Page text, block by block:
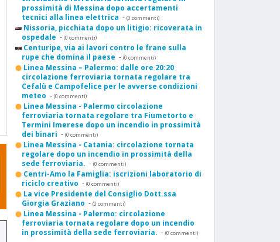
prossimità di Messina dopo accertamenti
tecnici alla linea elettrica - (0 commenti)
Nissoria, picchiata dopo un litigio: ricoverata in
ospedale - (0 commenti)
Centuripe, via ai lavori contro le frane sulla
rupe che domina il paese - (0 commenti)
Linea Messina – Palermo: dalle ore 20:20
circolazione ferroviaria tornata regolare tra
Cefalù e Campofelice per le avverse condizioni
meteo - (0 commenti)
Linea Messina - Palermo circolazione
ferroviaria tornata regolare tra Fiumetorto e
Termini Imerese dopo un incendio in prossimità
dei binari - (0 commenti)
Linea Messina - Catania: circolazione tornata
regolare dopo un incendio in prossimità della
sede ferroviaria. - (0 commenti)
Centri-Amo la Famiglia: iscrizioni laboratorio di
riciclo creativo - (0 commenti)
La vice Presidente del Consiglio Dott.ssa
Giorgia Graziano - (0 commenti)
Linea Messina - Palermo: circolazione
ferroviaria tornata regolare dopo un incendio
in prossimità della sede ferroviaria. - (0 commenti)